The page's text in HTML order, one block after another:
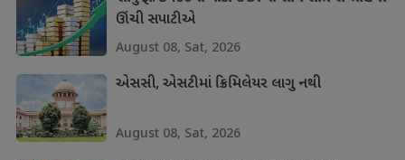
ઊંચી સપાટીએ
August 08, Sat, 2026
એસસી, એસટીમાં ક્રિમિલેયર લાગુ નથી
August 08, Sat, 2026